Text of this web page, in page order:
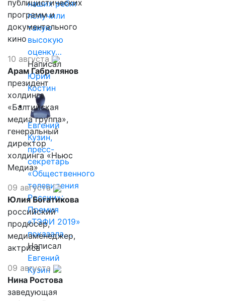
наших ребят
получили
такую
высокую
оценку…
Написал
Юрий
Костин
Евгений
Кузин,
пресс-
секретарь
«Общественного
телевидения
России»:
Премия
«ТЭФИ 2019»
показала,…
Написал
Евгений
Кузин
публицистических
программ и
документального
кино
10 августа
Арам Габрелянов
президент
холдинга
«Балтийская
медиа группа»,
генеральный
директор
холдинга «Ньюс
Медиа»
09 августа
Юлия Богатикова
российский
продюсер,
медиаменеджер,
актриса
09 августа
Нина Ростова
заведующая